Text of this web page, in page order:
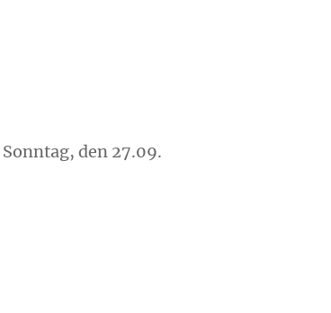
den 27.09.